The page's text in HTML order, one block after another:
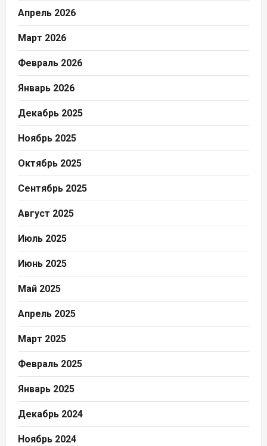
Апрель 2026
Март 2026
Февраль 2026
Январь 2026
Декабрь 2025
Ноябрь 2025
Октябрь 2025
Сентябрь 2025
Август 2025
Июль 2025
Июнь 2025
Май 2025
Апрель 2025
Март 2025
Февраль 2025
Январь 2025
Декабрь 2024
Ноябрь 2024